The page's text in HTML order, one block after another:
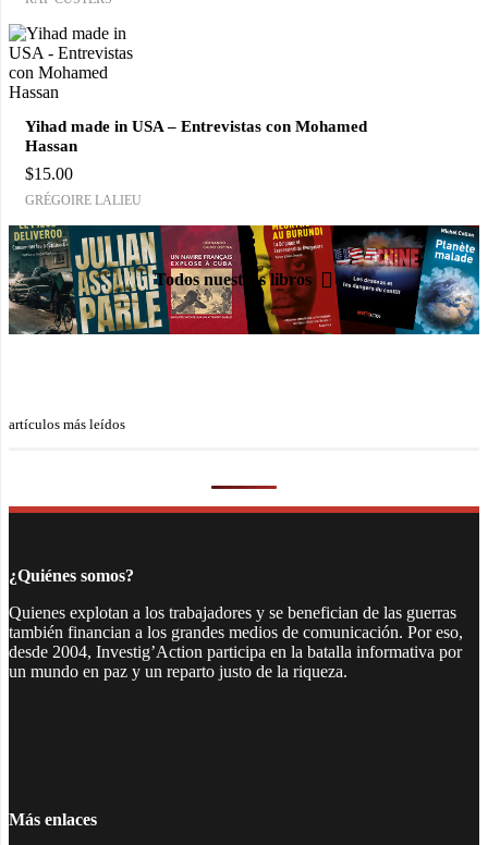
Yihad made in USA – Entrevistas con Mohamed
Hassan
$15.00
GRÉGOIRE LALIEU
Todos nuestros libros
artículos más leídos
¿Quiénes somos?
Quienes explotan a los trabajadores y se benefician de las guerras
también financian a los grandes medios de comunicación. Por eso,
desde 2004, Investig’Action participa en la batalla informativa por
un mundo en paz y un reparto justo de la riqueza.
Más enlaces